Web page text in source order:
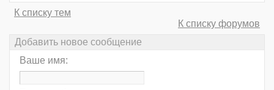
К списку тем
К списку форумов
Добавить новое сообщение
Ваше имя: